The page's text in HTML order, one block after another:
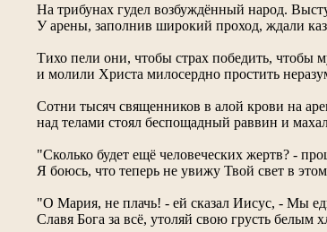
На трибунах гудел возбуждённый народ.
У арены, заполнив широкий проход, ждали
Тихо пели они, чтобы страх победить, чтобы
и молили Христа милосердно простить
Сотни тысяч священников в алой крови на
над телами стоял беспощадный раввин и
"Сколько будет ещё человеческих жертв? -
Я боюсь, что теперь не увижу Твой свет в
"О Мария, не плачь! - ей сказал Иисус, - Мы
Славя Бога за всё, утоляй свою грусть